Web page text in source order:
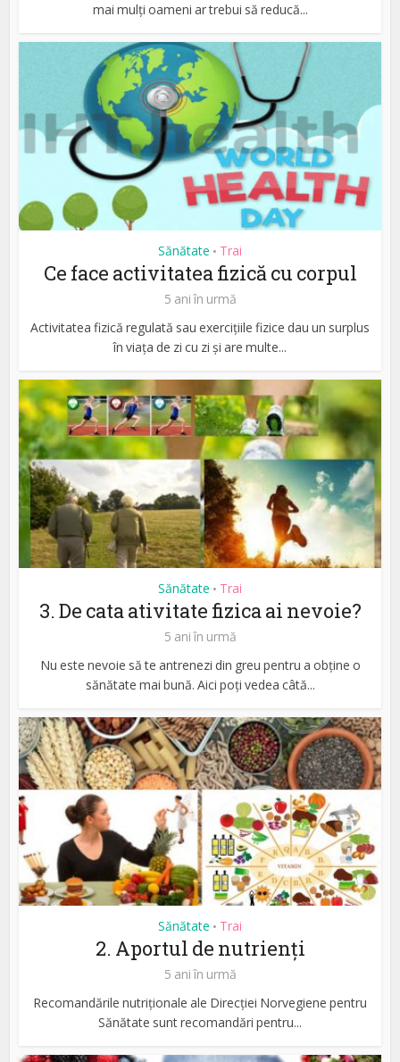
mai mulți oameni ar trebui să reducă...
Sănătate • Trai
Ce face activitatea fizică cu corpul
5 ani în urmă
Activitatea fizică regulată sau exercițiile fizice dau un surplus
în viața de zi cu zi și are multe...
Sănătate • Trai
3. De cata ativitate fizica ai nevoie?
5 ani în urmă
Nu este nevoie să te antrenezi din greu pentru a obține o
sănătate mai bună. Aici poți vedea câtă...
Sănătate • Trai
2. Aportul de nutrienți
5 ani în urmă
​​​​​Recomandările nutriționale ale Direcției Norvegiene pentru
Sănătate sunt recomandări pentru...